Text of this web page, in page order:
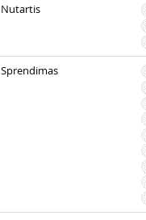
Nutartis
Sprendimas